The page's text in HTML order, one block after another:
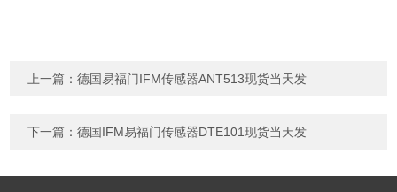
上一篇：德国易福门IFM传感器ANT513现货当天发
下一篇：德国IFM易福门传感器DTE101现货当天发